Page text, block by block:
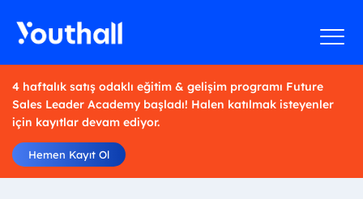
4 haftalık satış odaklı eğitim & gelişim programı Future
Sales Leader Academy başladı! Halen katılmak isteyenler
için kayıtlar devam ediyor.
Hemen Kayıt Ol